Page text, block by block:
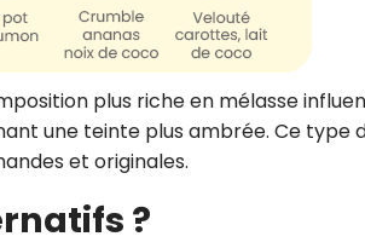
plus riche en mélasse
une teinte plus ambrée. Ce type
et originales.
?